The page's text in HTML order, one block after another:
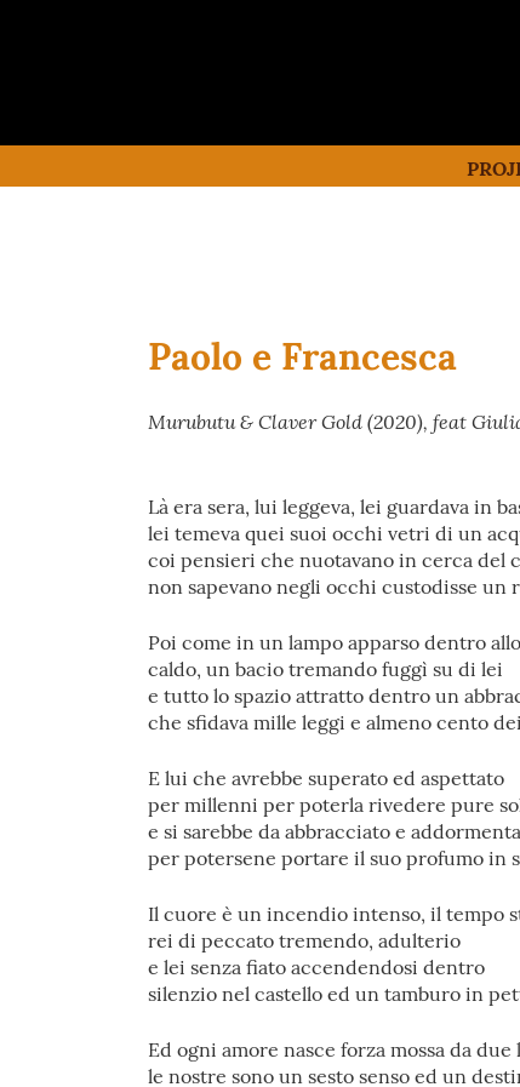
Paolo e Francesca
Murubutu & Claver Gold (2020), feat
Là era sera, lui leggeva, lei guardava in
lei temeva quei suoi occhi vetri di un
coi pensieri che nuotavano in cerca del
non sapevano negli occhi custodisse un
Poi come in un lampo apparso dentro
caldo, un bacio tremando fuggì su di lei
e tutto lo spazio attratto dentro un
che sfidava mille leggi e almeno cento
E lui che avrebbe superato ed aspettato
per millenni per poterla rivedere pure
e si sarebbe da abbracciato e
per potersene portare il suo profumo in
Il cuore è un incendio intenso, il tempo
rei di peccato tremendo, adulterio
e lei senza fiato accendendosi dentro
silenzio nel castello ed un tamburo in
Ed ogni amore nasce forza mossa da due
le nostre sono un sesto senso ed un